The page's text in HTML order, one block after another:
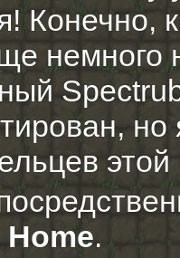
Конечно,
немного
но
этой
.